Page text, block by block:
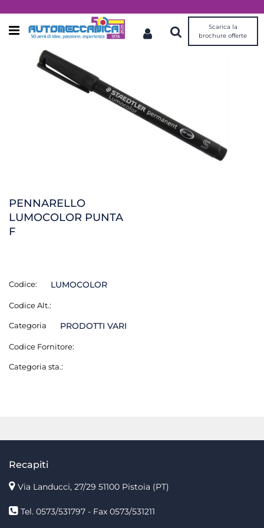
Open menu
Scarica la
brochure offerte
PENNARELLO
LUMOCOLOR PUNTA
F
Codice: LUMOCOLOR
Codice Alt.:
Categoria PRODOTTI VARI
Codice Fornitore:
Categoria sta.:
Recapiti
Via Landucci, 27/29 51100 Pistoia (PT)
Tel. 0573/531797 - Fax 0573/531211